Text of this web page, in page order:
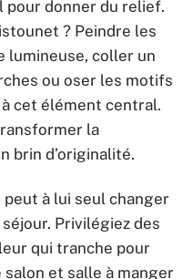
pour donner du relief.
? Peindre les
lumineuse, coller un
ou oser les motifs
cet élément central.
la
brin d’originalité.
peut à lui seul changer
Privilégiez des
qui tranche pour
et salle à manger